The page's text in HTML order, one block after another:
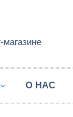
магазине
О НАС